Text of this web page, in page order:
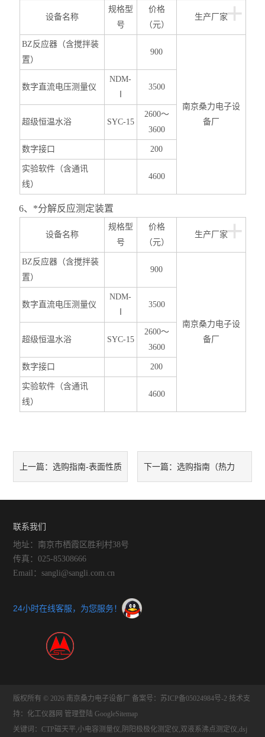
+
设备名称
规格型
号
价格
（元）
生产厂家
BZ反应器（含搅拌装
置）
900
南京桑力电子设
备厂
数字直流电压测量仪
NDM-
3500
超级恒温水浴 SYC-15
2600～
3600
数字接口 200
实验软件（含通讯
线）
4600
6、*分解反应测定装置
+
设备名称
规格型
号
价格
（元）
生产厂家
BZ反应器（含搅拌装
置）
900
南京桑力电子设
备厂
数字直流电压测量仪
NDM-
3500
超级恒温水浴 SYC-15
2600～
3600
数字接口 200
实验软件（含通讯
线）
4600
上一篇：选购指南-表面性质 下一篇： 选购指南（热力
联系我们
地址：南京市栖霞区胜利村38号
传真：025-85308666
Email：sangli@sangli.com.cn
24小时在线客服，为您服务！
版权所有 © 2026 南京桑力电子设备厂 备案号：苏ICP备05024984号-2 技术支
持： 化工仪器网 管理登陆 GoogleSitemap
关键词：CTP磁天平,小电容测量仪,阴阳极极化测定仪,双液系沸点测定仪,dsj